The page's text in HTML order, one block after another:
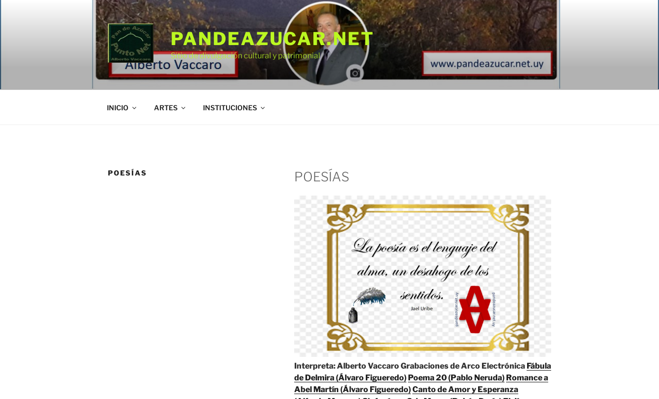
PANDEAZUCAR.NET
Sitio de divulgación cultural y patrimonial
INICIO ARTES INSTITUCIONES
POESÍAS POESÍAS
Interpreta: Alberto VaccaroGrabaciones de Arco Electrónica Fábula
de Delmira (Álvaro Figueredo) Poema 20 (Pablo Neruda) Romance a
Abel Martín (Álvaro Figueredo)Canto de Amor y Esperanza